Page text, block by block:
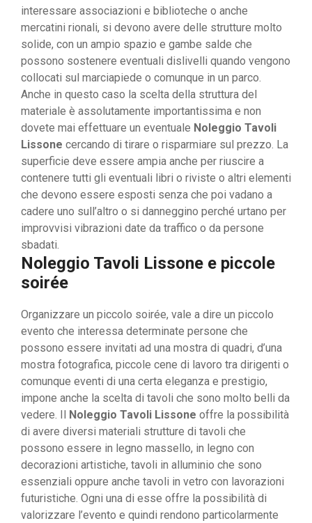
interessare associazioni e biblioteche o anche
mercatini rionali, si devono avere delle strutture molto
solide, con un ampio spazio e gambe salde che
possono sostenere eventuali dislivelli quando vengono
collocati sul marciapiede o comunque in un parco.
Anche in questo caso la scelta della struttura del
materiale è assolutamente importantissima e non
dovete mai effettuare un eventuale Noleggio Tavoli
Lissone cercando di tirare o risparmiare sul prezzo. La
superficie deve essere ampia anche per riuscire a
contenere tutti gli eventuali libri o riviste o altri elementi
che devono essere esposti senza che poi vadano a
cadere uno sull’altro o si danneggino perché urtano per
improvvisi vibrazioni date da traffico o da persone
sbadati.
Noleggio Tavoli Lissone e piccole
soirée
Organizzare un piccolo soirée, vale a dire un piccolo
evento che interessa determinate persone che
possono essere invitati ad una mostra di quadri, d’una
mostra fotografica, piccole cene di lavoro tra dirigenti o
comunque eventi di una certa eleganza e prestigio,
impone anche la scelta di tavoli che sono molto belli da
vedere. Il
Noleggio Tavoli Lissone offre la possibilità
di avere diversi materiali strutture di tavoli che
possono essere in legno massello, in legno con
decorazioni artistiche, tavoli in alluminio che sono
essenziali oppure anche tavoli in vetro con lavorazioni
futuristiche. Ogni una di esse offre la possibilità di
valorizzare l’evento e quindi rendono particolarmente